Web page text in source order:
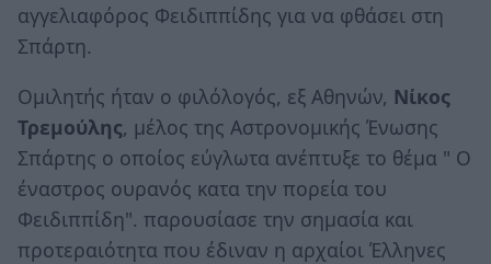
αγγελιαφόρος Φειδιππίδης για να φθάσει στη
Σπάρτη.
Ομιλητής ήταν ο φιλόλογός, εξ Αθηνών, Νίκος
Τρεμούλης, μέλος της Αστρονομικής Ένωσης
Σπάρτης ο οποίος εύγλωτα ανέπτυξε το θέμα " Ο
έναστρος ουρανός κατα την πορεία του
Φειδιππίδη". παρουσίασε την σημασία και
προτεραιότητα που έδιναν η αρχαίοι Έλληνες